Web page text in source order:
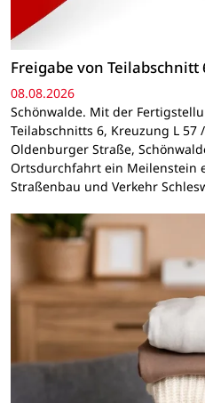
Freigabe von Teilabschnitt
08.08.2026
Schönwalde. Mit der
Teilabschnitts 6, Kreuzung L 57
Oldenburger Straße,
Ortsdurchfahrt ein Meilenstein
Straßenbau und Verkehr